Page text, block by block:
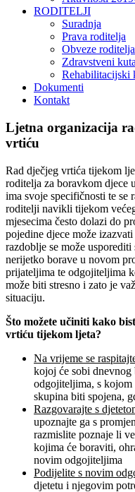
RODITELJI
Suradnja
Prava roditelja
Obveze roditelja
Zdravstveni
Rehabilitacijski
Dokumenti
Kontakt
Ljetna organizacija
vrtiću
Rad dječjeg vrtića tijekom
roditelja za boravkom djece
ima svoje specifičnosti te se
roditelji navikli tijekom
mjesecima često dolazi do
pojedine djece može
razdoblje se može
nerijetko borave u novom
prijateljima te odgojiteljima
može biti stresno i zato je
situaciju.
Što možete učiniti kako
vrtiću tijekom ljeta?
Na vrijeme se
kojoj će sobi
odgojiteljima, s kojom
skupina biti spojena,
Razgovarajte s
upoznajte ga s
razmislite poznaje li
kojima će boraviti,
novim odgojiteljima
Podijelite s novim
djetetu i njegovim